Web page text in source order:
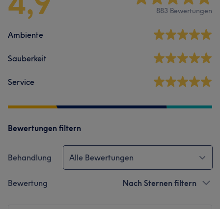
883 Bewertungen
Ambiente
Sauberkeit
Service
Bewertungen filtern
Behandlung Alle Bewertungen
Bewertung Nach Sternen filtern